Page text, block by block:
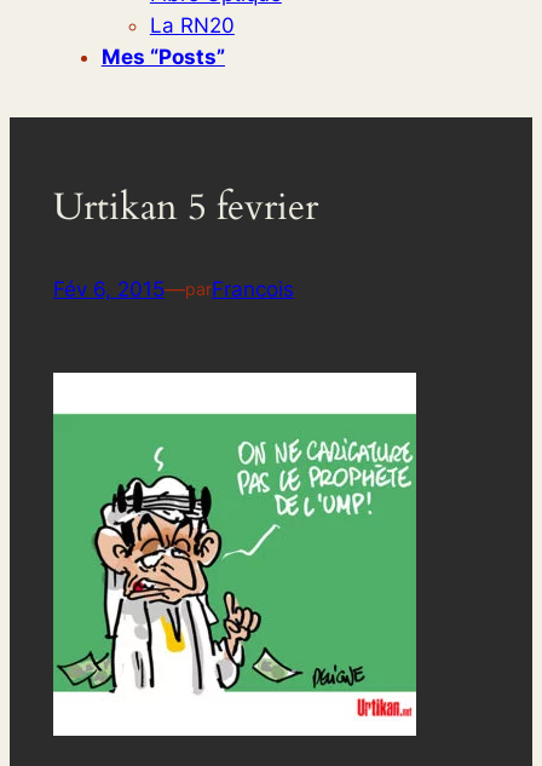
La RN20
Mes “posts”
Urtikan 5 fevrier
Fév 6, 2015—parFrancois